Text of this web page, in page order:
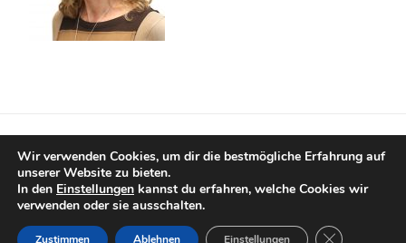
© Copyright 2020 ZWÖNITZER ANZEIGER. Alle Rechte
vorbehalten. Bereitgestellt durch SMART ZWÖNITZ.
von WordPress Datenschutzerklärung
IMPRESSUM DATENSCHUTZERKLÄRUNG
Wir verwenden Cookies, um dir die bestmögliche Erfahrung auf
unserer Website zu bieten.
In den Einstellungen kannst du erfahren, welche Cookies wir
verwenden oder sie ausschalten.
Zustimmen Ablehnen Einstellungen GDPR